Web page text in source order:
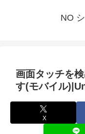
NO
画面タッチを
す(モバイル
X